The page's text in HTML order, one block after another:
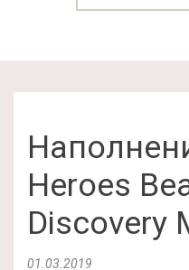
Heroes
Discovery
01.03.2019